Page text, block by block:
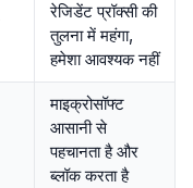
रेजिडेंट प्रॉक्सी की
तुलना में महंगा,
हमेशा आवश्यक नहीं
माइक्रोसॉफ्ट
आसानी से
पहचानता है और
ब्लॉक करता है